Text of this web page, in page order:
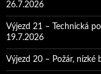
26.7.2026
Výjezd 21 – Technická
19.7.2026
Výjezd 20 – Požár,